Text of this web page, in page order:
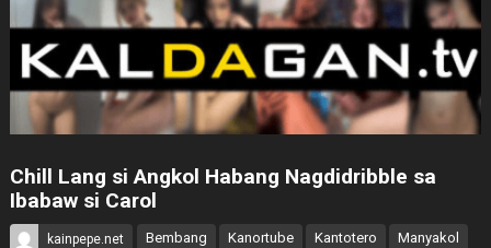
Chill Lang si Angkol Habang Nagdidribble sa
Ibabaw si Carol
kainpepe.net Bembang Kanortube Kantotero
Manyakol